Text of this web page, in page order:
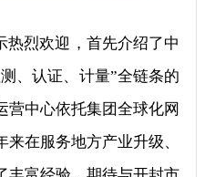
热烈欢迎，首先介绍了中
、认证、计量”全链条的
营中心依托集团全球化网
在服务地方产业升级、